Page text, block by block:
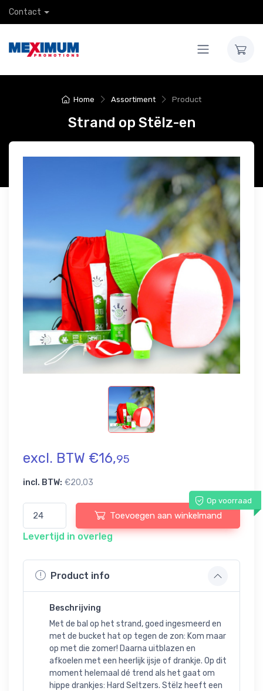
Contact
Home Assortiment Product
Strand op Stëlz-en
excl. BTW €16,95
incl. BTW: €20,03
Op voorraad
Toevoegen aan winkelmand
Levertijd in overleg
Product info
Beschrijving
Met de bal op het strand, goed ingesmeerd en
met de bucket hat op tegen de zon: Kom maar
op met die zomer! Daarna uitblazen en
afkoelen met een heerlijk ijsje of drankje. Op dit
moment helemaal dé trend als het gaat om
hippe drankjes: Hard Seltzers. Stëlz heeft een